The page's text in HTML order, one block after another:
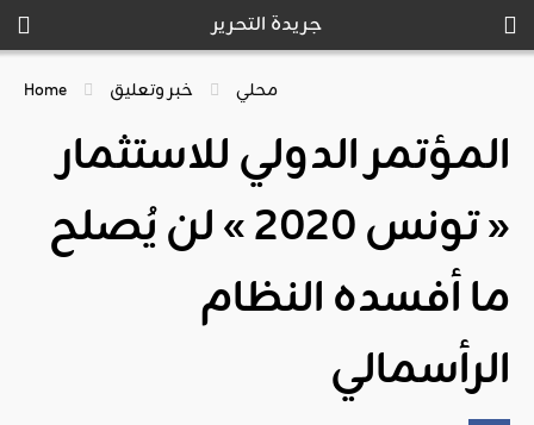
جريدة التحرير
Home محلي خبر وتعليق
المؤتمر الدولي للاستثمار
« تونس 2020 » لن يُصلح
ما أفسده النظام
الرأسمالي